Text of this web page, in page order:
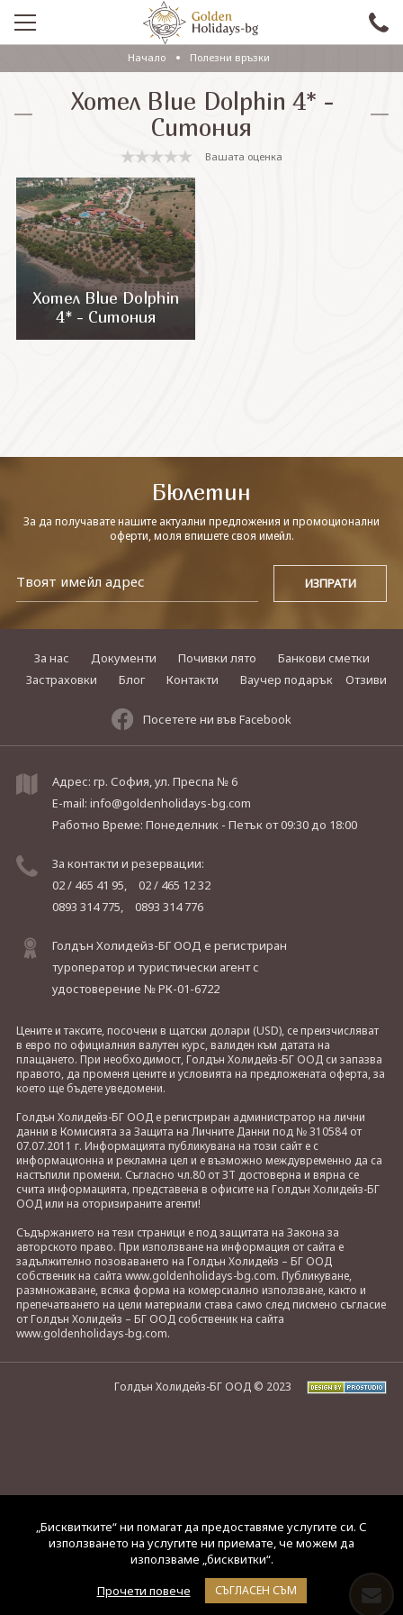
ПРОМО
EКСКУРЗИИ СЪС САМОЛЕТ
ЕКСКУРЗИИ С АВТОБУС
САМОЛЕТНИ ПОЧИВКИ
ПОЧИВКИ С АВТОБУС
ПРАЗНИЦИ
ЕКЗОТИКА
Начало Полезни връзки
Хотел Blue Dolphin 4* -
Ситония
Вашата оценка
Хотел Blue Dolphin
4* - Ситония
Бюлетин
За да получавате нашите актуални предложения и промоционални
оферти, моля впишете своя имейл.
За нас Документи Почивки лято
Банкови сметки
Застраховки
Блог Контакти Ваучер подарък Отзиви
Посетете ни във Facebook
Адрес: гр. София, ул. Преспа № 6
E-mail: info@goldenholidays-bg.com
Работно Време: Понеделник - Петъкот 09:30 до 18:00
За контакти и резервации:
02 / 465 41 95,
02 / 465 12 32
0893 314 775,
0893 314 776
Голдън Холидейз-БГ ООД е регистриран
туроператор и туристически агент с
удостоверение № РК-01-6722
Цените и таксите, посочени в щатски долари (USD), се преизчисляват
в евро по официалния валутен курс, валиден към датата на
плащането. При необходимост, Голдън Холидейз-БГ ООД си запазва
правото, да променя цените и условията на предложената оферта, за
което ще бъдете уведомени.
Голдън Холидейз-БГ ООД е регистриран администратор на лични
данни в Комисията за Защита на Личните Данни под № 310584 от
07.07.2011 г. Информацията публикувана на този сайт е с
информационна и рекламна цел и е възможно междувременно да са
настъпили промени. Съгласно чл.80 от ЗТ достоверна и вярна се
счита информацията, представена в офисите на Голдън Холидейз-БГ
ООД или на оторизираните агенти!
Съдържанието на тези страници е под защитата на Закона за
авторското право. При използване на информация от сайта е
задължително позоваването на Голдън Холидейз – БГ ООД
собственик на сайта www.goldenholidays-bg.com. Публикуване,
размножаване, всяка форма на комерсиално използване, както и
препечатването на цели материали става само след писмено съгласие
от Голдън Холидейз – БГ ООД собственик на сайта
www.goldenholidays-bg.com.
Голдън Холидейз-БГ ООД © 2023
„Бисквитките“ ни помагат да предоставяме услугите си. С
използването на услугите ни приемате, че можем да
използваме „бисквитки“.
Прочети повече
СЪГЛАСЕН СЪМ